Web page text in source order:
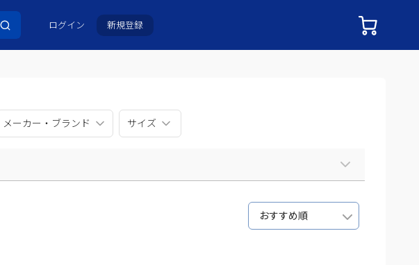
ログイン 新規登録
メーカー・ブランド サイズ
おすすめ順